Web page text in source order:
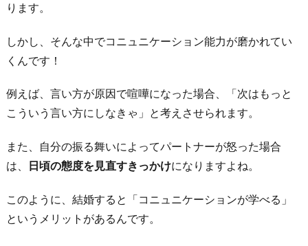
る
性」
と
れ
の
在
な
れ
ります。
しかし、そんな中でコニュニケーション能力が磨かれてい
くんです！
例えば、言い方が原因で喧嘩になった場合、「次はもっと
こういう言い方にしなきゃ」と考えさせられます。
また、自分の振る舞いによってパートナーが怒った場合
は、
日頃の態度を見直すきっかけになりますよね。
このように、結婚すると「コニュニケーションが学べる」
というメリットがあるんです。